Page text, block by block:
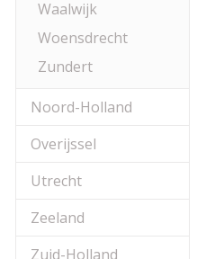
Waalwijk
Woensdrecht
Zundert
Noord-Holland
Overijssel
Utrecht
Zeeland
Zuid-Holland